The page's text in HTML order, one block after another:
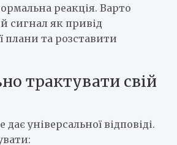
реакція. Варто
сигнал як привід
плани та розставити
трактувати свій
універсальної відповіді.